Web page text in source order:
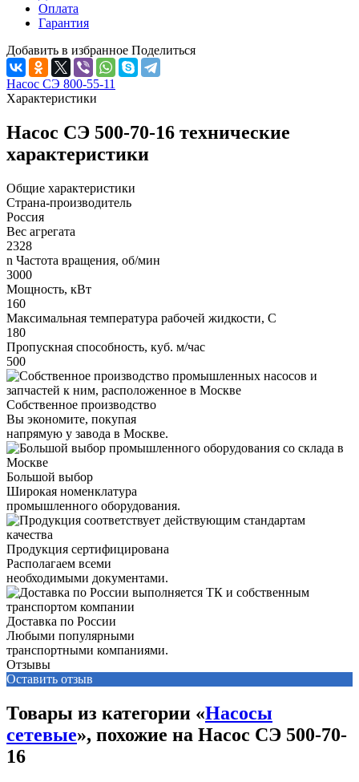
Оплата
Гарантия
Добавить в избранное Поделиться
Насос СЭ 800-55-11
Характеристики
Насос СЭ 500-70-16 технические
характеристики
Общие характеристики
Страна-производитель
Россия
Вес агрегата
2328
n Частота вращения, об/мин
3000
Мощность, кВт
160
Максимальная температура рабочей жидкости, C
180
Пропускная способность, куб. м/час
500
Собственное производство
Вы экономите, покупая
напрямую у завода в Москве.
Большой выбор
Широкая номенклатура
промышленного оборудования.
Продукция сертифицирована
Располагаем всеми
необходимыми документами.
Доставка по России
Любыми популярными
транспортными компаниями.
Отзывы
Оставить отзыв
Товары из категории «Насосы
сетевые», похожие на Насос СЭ 500-70-
16